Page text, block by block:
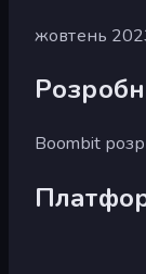
жовтень
Boombit